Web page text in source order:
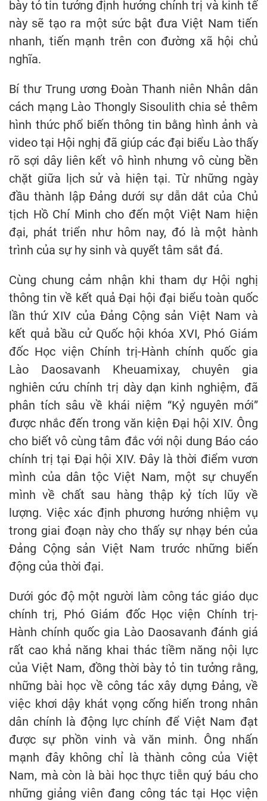
bày tỏ tin tưởng định hướng chính trị và kinh tế
này sẽ tạo ra một sức bật đưa Việt Nam tiến
nhanh, tiến mạnh trên con đường xã hội chủ
nghĩa.
Bí thư Trung ương Đoàn Thanh niên Nhân dân
cách mạng Lào Thongly Sisoulith chia sẻ thêm
hình thức phổ biến thông tin bằng hình ảnh và
video tại Hội nghị đã giúp các đại biểu Lào thấy
rõ sợi dây liên kết vô hình nhưng vô cùng bền
chặt giữa lịch sử và hiện tại. Từ những ngày
đầu thành lập Đảng dưới sự dẫn dắt của Chủ
tịch Hồ Chí Minh cho đến một Việt Nam hiện
đại, phát triển như hôm nay, đó là một hành
trình của sự hy sinh và quyết tâm sắt đá.
Cùng chung cảm nhận khi tham dự Hội nghị
thông tin về kết quả Đại hội đại biểu toàn quốc
lần thứ XIV của Đảng Cộng sản Việt Nam và
kết quả bầu cử Quốc hội khóa XVI, Phó Giám
đốc Học viện Chính trị-Hành chính quốc gia
Lào Daosavanh Kheuamixay, chuyên gia
nghiên cứu chính trị dày dạn kinh nghiệm, đã
phân tích sâu về khái niệm “Kỷ nguyên mới”
được nhắc đến trong văn kiện Đại hội XIV. Ông
cho biết vô cùng tâm đắc với nội dung Báo cáo
chính trị tại Đại hội XIV. Đây là thời điểm vươn
mình của dân tộc Việt Nam, một sự chuyển
mình về chất sau hàng thập kỷ tích lũy về
lượng. Việc xác định phương hướng nhiệm vụ
trong giai đoạn này cho thấy sự nhạy bén của
Đảng Cộng sản Việt Nam trước những biến
động của thời đại.
Dưới góc độ một người làm công tác giáo dục
chính trị, Phó Giám đốc Học viện Chính trị-
Hành chính quốc gia Lào Daosavanh đánh giá
rất cao khả năng khai thác tiềm năng nội lực
của Việt Nam, đồng thời bày tỏ tin tưởng rằng,
những bài học về công tác xây dựng Đảng, về
việc khơi dậy khát vọng cống hiến trong nhân
dân chính là động lực chính để Việt Nam đạt
được sự phồn vinh và văn minh. Ông nhấn
mạnh đây không chỉ là thành công của Việt
Nam, mà còn là bài học thực tiễn quý báu cho
những giảng viên đang công tác tại Học viện